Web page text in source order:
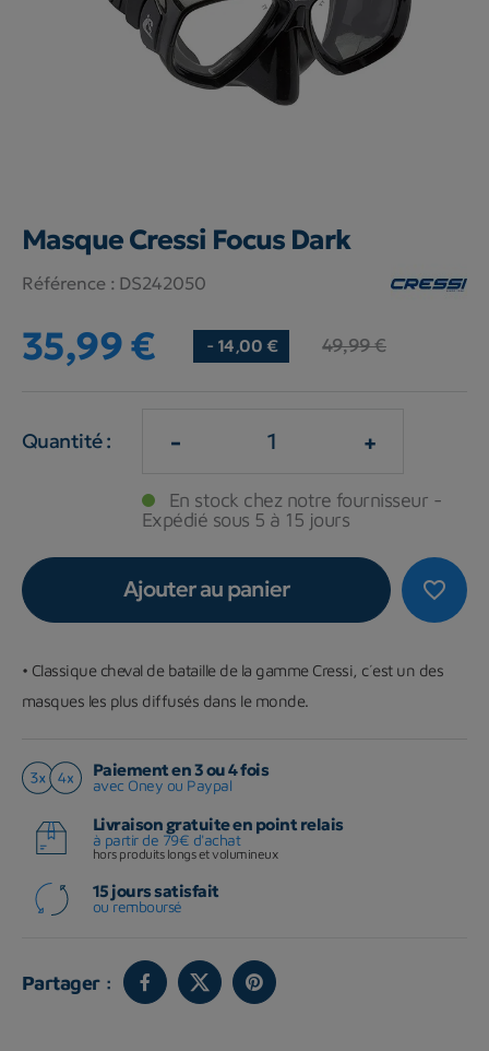
Masque Cressi Focus Dark
Référence : DS242050
35,99 € - 14,00 € 49,99 €
Quantité : - +
En stock chez notre fournisseur -
Expédié sous 5 à 15 jours
favorite_border
Ajouter au panier
• Classique cheval de bataille de la gamme Cressi, c´est un des
masques les plus diffusés dans le monde.
Paiement en 3 ou 4 fois
avec Oney ou Paypal
Livraison gratuite en point relais
à partir de 79€ d'achat
hors produits longs et volumineux
15 jours satisfait
ou remboursé
Partager :